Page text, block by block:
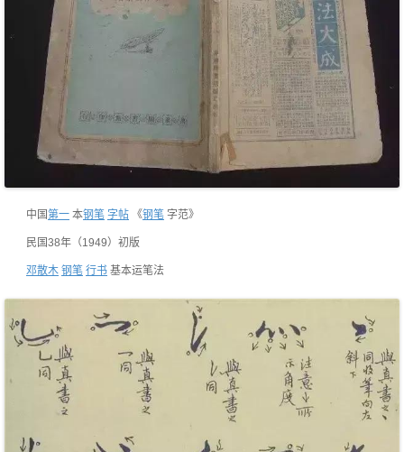
中国第一 本钢笔 字帖 《钢笔 字范》
民国38年（1949）初版
邓散木 钢笔 行书 基本运笔法